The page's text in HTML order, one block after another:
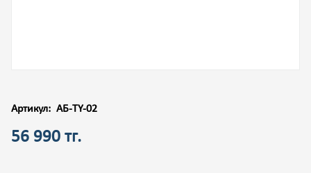
Артикул: АБ-TY-02
56 990 тг.